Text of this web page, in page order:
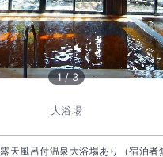
1 /3
大浴場
露天風呂付温泉大浴場あり（宿泊者